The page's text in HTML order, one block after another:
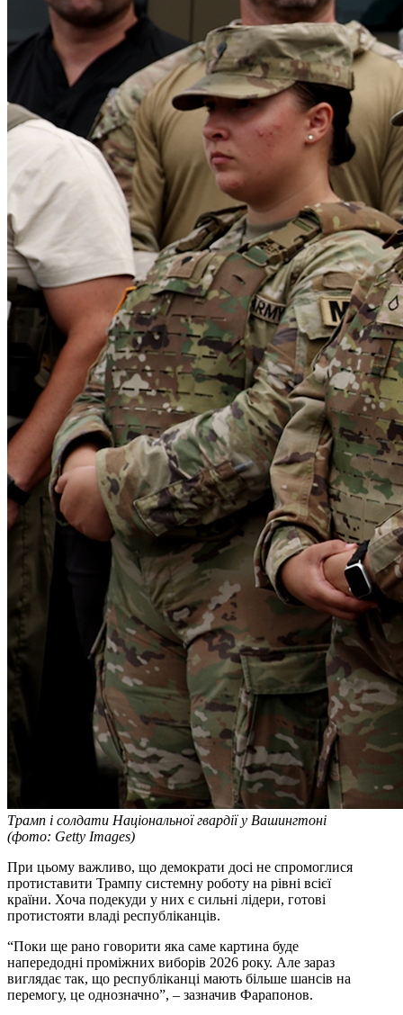
Трамп і солдати Національної гвардії у Вашингтоні
(фото: Getty Images)
При цьому важливо, що демократи досі не спромоглися
протиставити Трампу системну роботу на рівні всієї
країни. Хоча подекуди у них є сильні лідери, готові
протистояти владі республіканців.
“Поки ще рано говорити яка саме картина буде
напередодні проміжних виборів 2026 року. Але зараз
виглядає так, що республіканці мають більше шансів на
перемогу, це однозначно”, – зазначив Фарапонов.